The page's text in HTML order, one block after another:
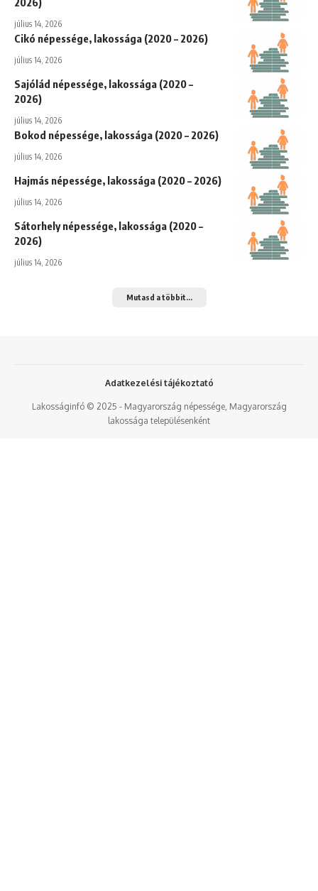
július 14, 2026
Cikó népessége, lakossága (2020 – 2026)
július 14, 2026
Sajólád népessége, lakossága (2020 –
2026)
július 14, 2026
Bokod népessége, lakossága (2020 – 2026)
július 14, 2026
Hajmás népessége, lakossága (2020 – 2026)
július 14, 2026
Sátorhely népessége, lakossága (2020 –
2026)
július 14, 2026
Mutasd a többit...
Lakosságinfó © 2025 - Magyarország népessége, Magyarország
lakossága településenként
Adatkezelési tájékoztató